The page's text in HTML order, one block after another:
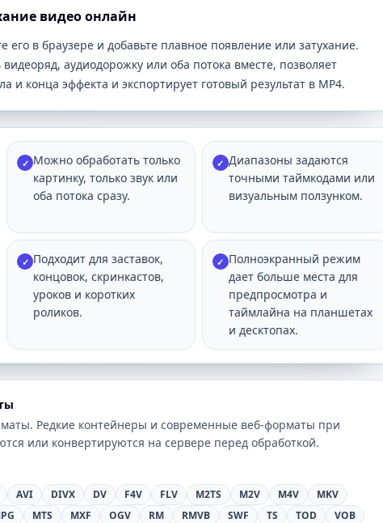
видео онлайн
его в браузере и добавьте плавное появление или затухание.
аудиодорожку или оба потока вместе, позволяет
и конца эффекта и экспортирует готовый результат в MP4.
✓ Можно обработать только
картинку, только звук или
оба потока сразу.
✓ Диапазоны задаются
точными таймкодами или
визуальным ползунком.
✓ Подходит для заставок,
концовок, скринкастов,
уроков и коротких
роликов.
✓ Полноэкранный режим
дает больше места для
предпросмотра и
таймлайна на планшетах
и десктопах.
Редкие контейнеры и современные веб-форматы при
или конвертируются на сервере перед обработкой.
AVI DIVX DV F4V FLV M2TS M2V M4V
MKV
MTS MXF OGV RM RMVB SWF TS TOD
VOB